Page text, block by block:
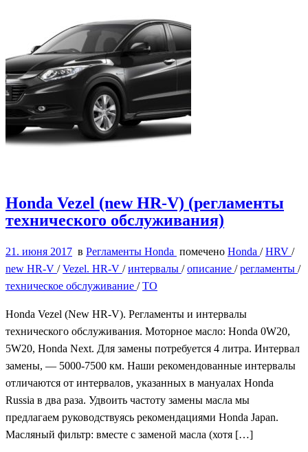
Honda Vezel (new HR-V) (регламенты
технического обслуживания)
21. июня 2017 в Регламенты Honda помечено Honda /HRV /
new HR-V /Vezel. HR-V /интервалы /описание /регламенты /
техническое обслуживание /ТО
Honda Vezel (New HR-V). Регламенты и интервалы
технического обслуживания. Моторное масло: Honda 0W20,
5W20, Honda Next. Для замены потребуется 4 литра. Интервал
замены, — 5000-7500 км. Наши рекомендованные интервалы
отличаются от интервалов, указанных в мануалах Honda
Russia в два раза. Удвоить частоту замены масла мы
предлагаем руководствуясь рекомендациями Honda Japan.
Масляный фильтр: вместе с заменой масла (хотя […]